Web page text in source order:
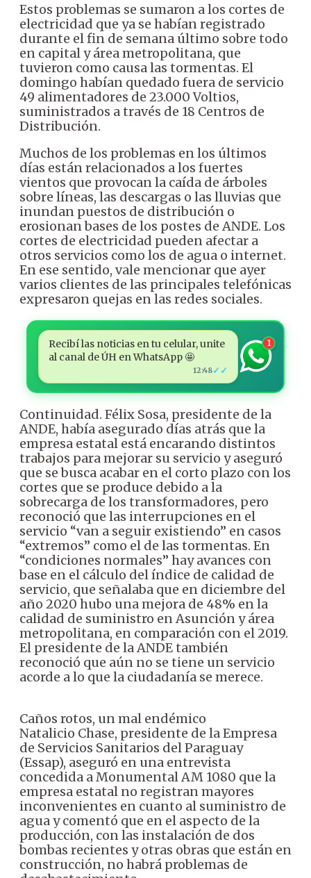
Estos problemas se sumaron a los cortes de
electricidad que ya se habían registrado
durante el fin de semana último sobre todo
en capital y área metropolitana, que
tuvieron como causa las tormentas. El
domingo habían quedado fuera de servicio
49 alimentadores de 23.000 Voltios,
suministrados a través de 18 Centros de
Distribución.
Muchos de los problemas en los últimos
días están relacionados a los fuertes
vientos que provocan la caída de árboles
sobre líneas, las descargas o las lluvias que
inundan puestos de distribución o
erosionan bases de los postes de ANDE. Los
cortes de electricidad pueden afectar a
otros servicios como los de agua o internet.
En ese sentido, vale mencionar que ayer
varios clientes de las principales telefónicas
expresaron quejas en las redes sociales.
Recibí las noticias en tu celular, unite
al canal de ÚH en WhatsApp 🤩
12:48✓✓
1
Continuidad. Félix Sosa, presidente de la
ANDE, había asegurado días atrás que la
empresa estatal está encarando distintos
trabajos para mejorar su servicio y aseguró
que se busca acabar en el corto plazo con los
cortes que se produce debido a la
sobrecarga de los transformadores, pero
reconoció que las interrupciones en el
servicio “van a seguir existiendo” en casos
“extremos” como el de las tormentas. En
“condiciones normales” hay avances con
base en el cálculo del índice de calidad de
servicio, que señalaba que en diciembre del
año 2020 hubo una mejora de 48% en la
calidad de suministro en Asunción y área
metropolitana, en comparación con el 2019.
El presidente de la ANDE también
reconoció que aún no se tiene un servicio
acorde a lo que la ciudadanía se merece.
Caños rotos, un mal endémico
Natalicio Chase, presidente de la Empresa
de Servicios Sanitarios del Paraguay
(Essap), aseguró en una entrevista
concedida a Monumental AM 1080 que la
empresa estatal no registran mayores
inconvenientes en cuanto al suministro de
agua y comentó que en el aspecto de la
producción, con las instalación de dos
bombas recientes y otras obras que están en
construcción, no habrá problemas de